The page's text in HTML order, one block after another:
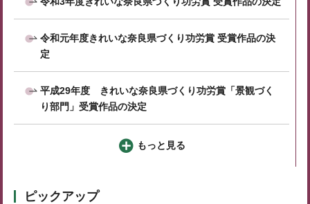
令和元年度きれいな奈良県づくり功労賞 受賞作品の決
定
平成29年度 きれいな奈良県づくり功労賞「景観づく
り部門」受賞作品の決定
もっと見る
ピックアップ